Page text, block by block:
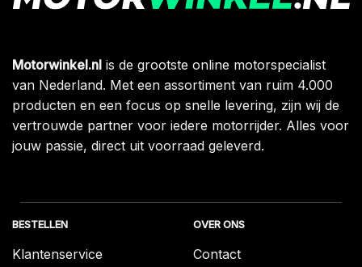
Motorwinkel.nl is de grootste online motorspecialist
van Nederland. Met een assortiment van ruim 4.000
producten en een focus op snelle levering, zijn wij de
vertrouwde partner voor iedere motorrijder. Alles voor
jouw passie, direct uit voorraad geleverd.
BESTELLEN
Klantenservice
OVER ONS
Contact